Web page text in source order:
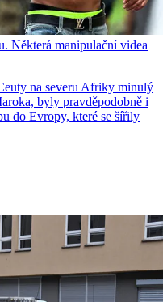
Některá manipulační videa
na severu Afriky minulý
byly pravděpodobně i
do Evropy, které se šířily